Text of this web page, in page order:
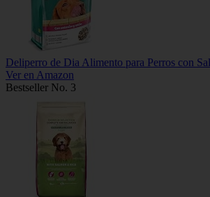
Deliperro de Dia Alimento para Perros con
Ver en Amazon
Bestseller No. 3